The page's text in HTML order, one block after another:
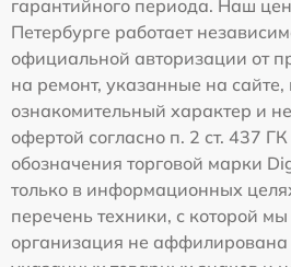
гарантийного периода. Наш
Петербурге работает
официальной авторизации от
на ремонт, указанные на сайте,
ознакомительный характер и
офертой согласно п. 2 ст. 437
обозначения торговой марки
только в информационных
перечень техники, с которой
организация не аффилирована